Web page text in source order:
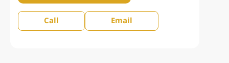
Call Email